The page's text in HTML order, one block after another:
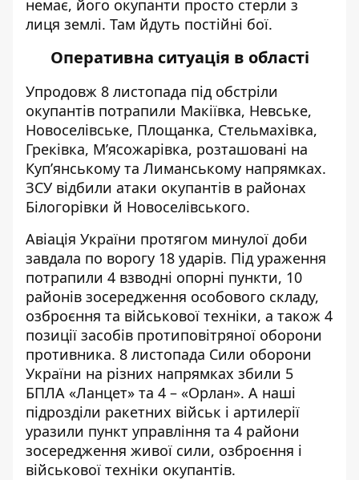
немає, його окупанти просто стерли з
лиця землі. Там йдуть постійні бої.
Оперативна ситуація в області
Упродовж 8 листопада під обстріли
окупантів потрапили Макіївка, Невське,
Новоселівське, Площанка, Стельмахівка,
Греківка, М’ясожарівка, розташовані на
Куп’янському та Лиманському напрямках.
ЗСУ відбили атаки окупантів в районах
Білогорівки й Новоселівського.
Авіація України протягом минулої доби
завдала по ворогу 18 ударів. Під ураження
потрапили 4 взводні опорні пункти, 10
районів зосередження особового складу,
озброєння та військової техніки, а також 4
позиції засобів протиповітряної оборони
противника. 8 листопада Сили оборони
України на різних напрямках збили 5
БПЛА «Ланцет» та 4 – «Орлан». А наші
підрозділи ракетних військ і артилерії
уразили пункт управління та 4 райони
зосередження живої сили, озброєння і
військової техніки окупантів.